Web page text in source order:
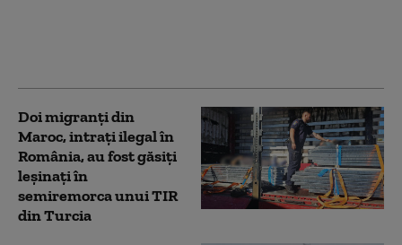
Doi migranți din
Maroc, intrați ilegal în
România, au fost găsiți
leșinați în
semiremorca unui TIR
din Turcia